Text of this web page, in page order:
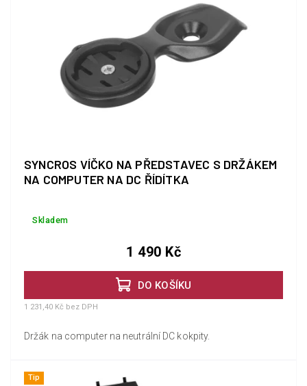
SYNCROS VÍČKO NA PŘEDSTAVEC S DRŽÁKEM
NA COMPUTER NA DC ŘÍDÍTKA
Skladem
DO KOŠÍKU
1 231,40 Kč bez DPH
1 490 Kč
Držák na computer na neutrální DC kokpity.
Tip